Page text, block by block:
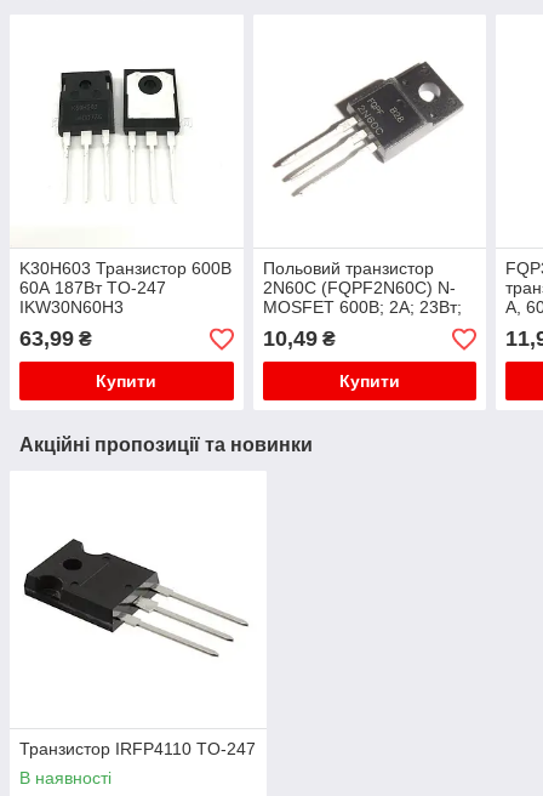
K30H603 Транзистор 600В
60А 187Вт TO-247
IKW30N60H3
63,99 ₴
Купити
Польовий транзистор
2N60C (FQPF2N60C) N-
MOSFET 600В; 2А; 23Вт;
TO220F
10,49₴
Купити
А,
В
Акційні пропозиції та новинки
Транзистор IRFP4110 TO-247
В наявності